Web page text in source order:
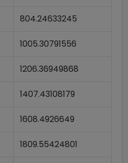
804.24633245
1005.30791556
1206.36949868
1407.43108179
1608.4926649
1809.55424801